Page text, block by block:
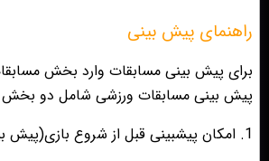
راهنمای پیش بینی
برای پیش بینی مسابقات وارد بخش
پیش بینی مسابقات ورزشی شامل دو
1. امکان پیشبینی قبل از شروع بازی(پیش بینی ورزشی).